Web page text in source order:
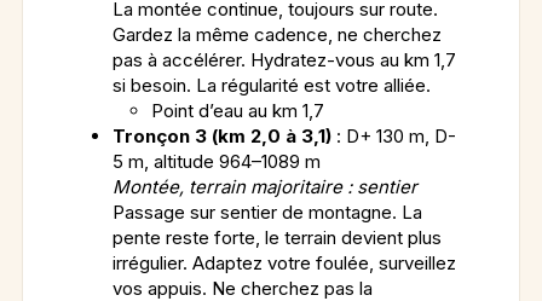
La montée continue, toujours sur route.
Gardez la même cadence, ne cherchez
pas à accélérer. Hydratez-vous au km 1,7
si besoin. La régularité est votre alliée.
Point d’eau au km 1,7
Tronçon 3 (km 2,0 à 3,1) : D+ 130 m, D-
5 m, altitude 964–1089 m
Montée, terrain majoritaire : sentier
Passage sur sentier de montagne. La
pente reste forte, le terrain devient plus
irrégulier. Adaptez votre foulée, surveillez
vos appuis. Ne cherchez pas la